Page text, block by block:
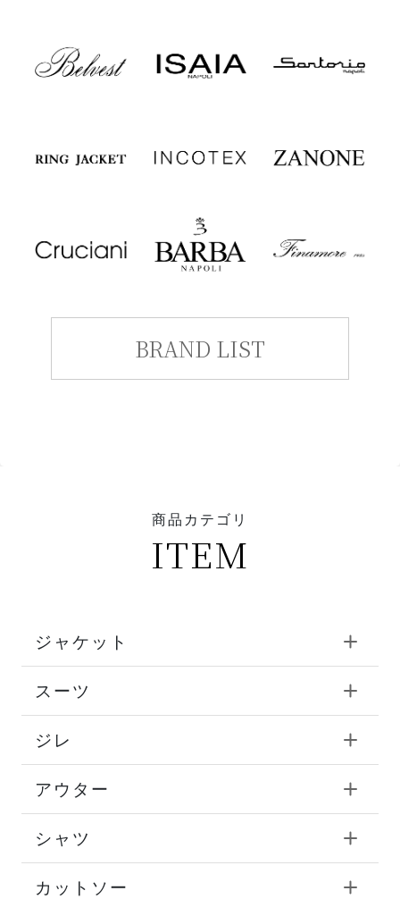
BRAND LIST
商品カテゴリ
ITEM
ジャケット
スーツ
ジレ
アウター
シャツ
カットソー